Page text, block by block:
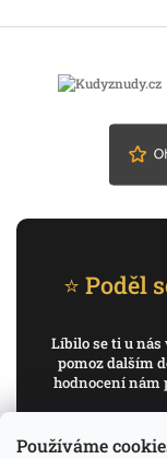
Používáme
⭐ Poděl
Líbilo se ti u nás
pomoz dalším
hodnocení nám